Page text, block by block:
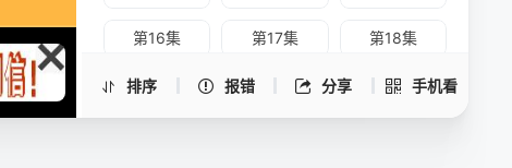
排序 报错 分享 手机看
第16集 第17集 第18集
第19集 第20集 第21集